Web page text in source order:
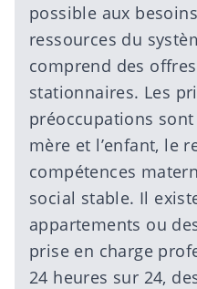
possible aux
ressources du
comprend des
stationnaires. Les
préoccupations
mère et l’enfant, le
compétences
social stable. Il
appartements ou
prise en charge
24 heures sur 24,